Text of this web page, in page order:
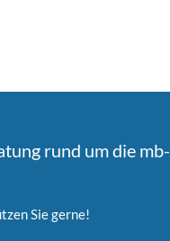
rund um die mb-
Sie gerne!